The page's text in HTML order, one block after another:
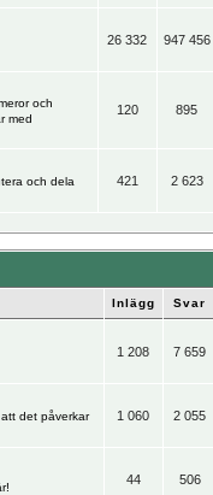
26 332 947 456
och
med
120 895
och dela
421 2 623
Inlägg Svar
1 208 7 659
det påverkar
1 060 2 055
44 506